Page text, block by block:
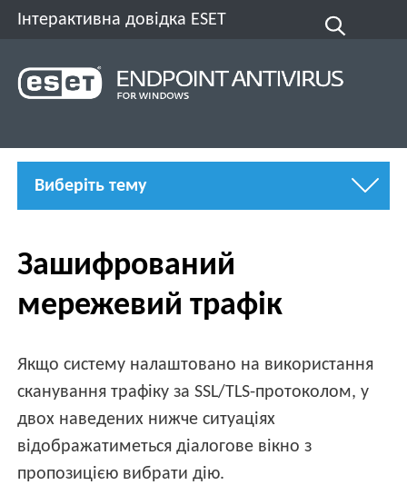
Інтерактивна довідка ESET
Виберіть тему
Зашифрований
мережевий трафік
Якщо систему налаштовано на використання
сканування трафіку за SSL/TLS-протоколом, у
двох наведених нижче ситуаціях
відображатиметься діалогове вікно з
пропозицією вибрати дію.